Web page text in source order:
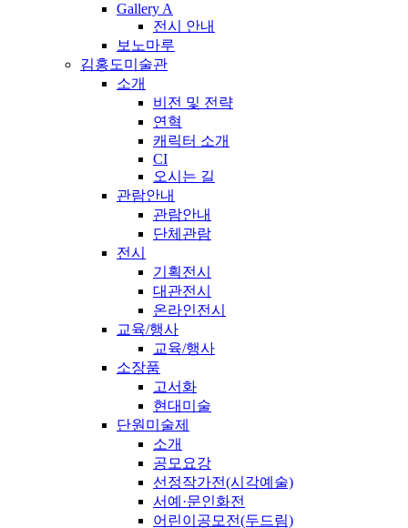
Gallery A
전시 안내
보노마루
김홍도미술관
소개
비전 및 전략
연혁
캐릭터 소개
CI
오시는 길
관람안내
관람안내
단체관람
전시
기획전시
대관전시
온라인전시
교육/행사
교육/행사
소장품
고서화
현대미술
단원미술제
소개
공모요강
선정작가전(시각예술)
서예·문인화전
어린이공모전(두드림)